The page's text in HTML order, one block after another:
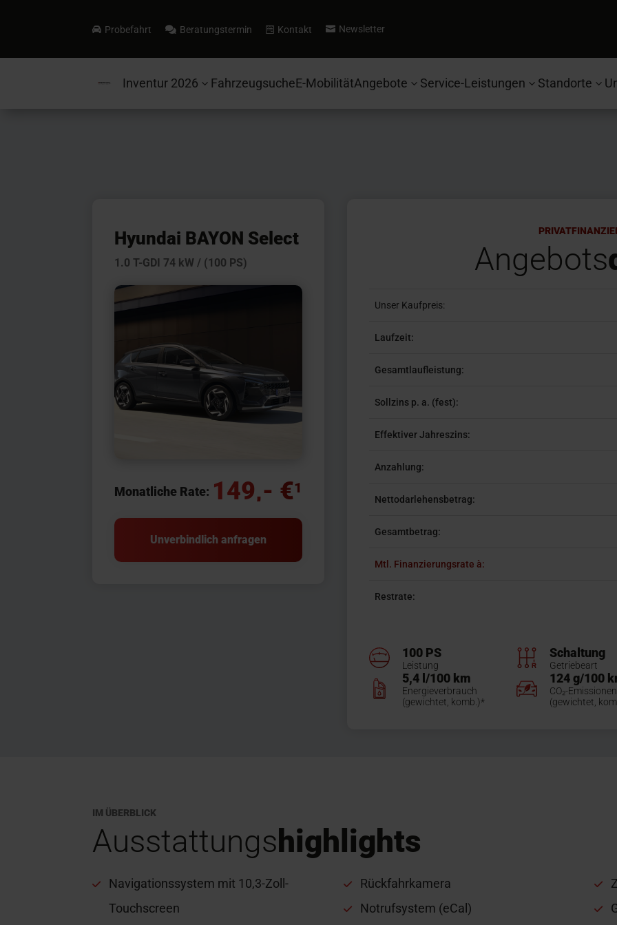
 Probefahrt  Beratungstermin  Kontakt  Newsletter
Inventur 2026 3 FahrzeugsucheE-MobilitätAngebote 3 Service-Leistungen 3 Standorte 3
Hyundai BAYON Select
1.0 T-GDI 74 kW / (100 PS)
Monatliche Rate: 149,- €1
Unverbindlich anfragen
Angebots
Unser Kaufpreis:
Laufzeit:
Gesamtlaufleistung:
Sollzins p. a. (fest):
Effektiver Jahreszins:
Anzahlung:
Nettodarlehensbetrag:
Gesamtbetrag:
Mtl. Finanzierungsrate à:
Restrate:
100 PS
Leistung
Schaltung
Getriebeart
5,4 l/100 km
Energieverbrauch
(gewichtet, komb.)*
124 g/100
CO₂-Emissionen
(gewichtet,
IM ÜBERBLICK
Ausstattungs highlights
Navigationssystem mit 10,3-Zoll-
Touchscreen
Rückfahrkamera
Notrufsystem (eCal)